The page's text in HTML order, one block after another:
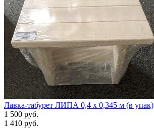
Лавка-табурет ЛИПА 0,4 х 0,345 м (в упак)
1 500 руб.
1 410 руб.